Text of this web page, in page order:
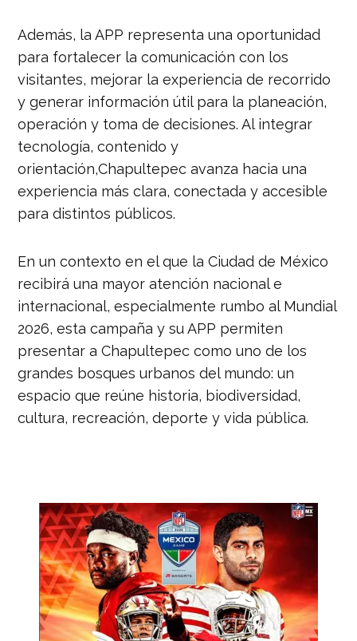
Además, la APP representa una oportunidad
para fortalecer la comunicación con los
visitantes, mejorar la experiencia de recorrido
y generar información útil para la planeación,
operación y toma de decisiones. Al integrar
tecnología, contenido y
orientación,Chapultepec avanza hacia una
experiencia más clara, conectada y accesible
para distintos públicos.
En un contexto en el que la Ciudad de México
recibirá una mayor atención nacional e
internacional, especialmente rumbo al Mundial
2026, esta campaña y su APP permiten
presentar a Chapultepec como uno de los
grandes bosques urbanos del mundo: un
espacio que reúne historia, biodiversidad,
cultura, recreación, deporte y vida pública.